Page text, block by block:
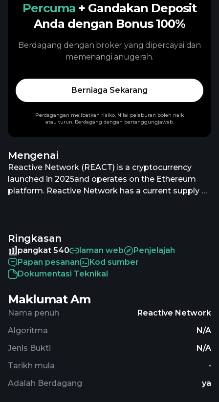
Mengenai
Reactive Network (REACT) is a cryptocurrency
launched in 2025and operates on the Ethereum
platform. Reactive Network has a current supply of
30 active market(s) with $140,682.33 traded over
the last 24 hours. More information can be found
at https://reactive.network/.
Ringkasan
pangkat 540 laman web
Penjelajah
Papan pesanan
Kod sumber
Dokumentasi Teknikal
Maklumat Am
Nama penuh
Reactive Network
Algoritma
N/A
Jenis Bukti
N/A
Tarikh mula
-
Adalah Berdagang
ya
Percuma + Gandakan Deposit
Anda dengan Bonus 100%
Berdagang dengan broker yang dipercayai dan
memenangi anugerah.
Berniaga Sekarang
Perdagangan melibatkan risiko. Nilai pelaburan boleh naik
atau turun. Berdagang dengan bertanggungjawab.